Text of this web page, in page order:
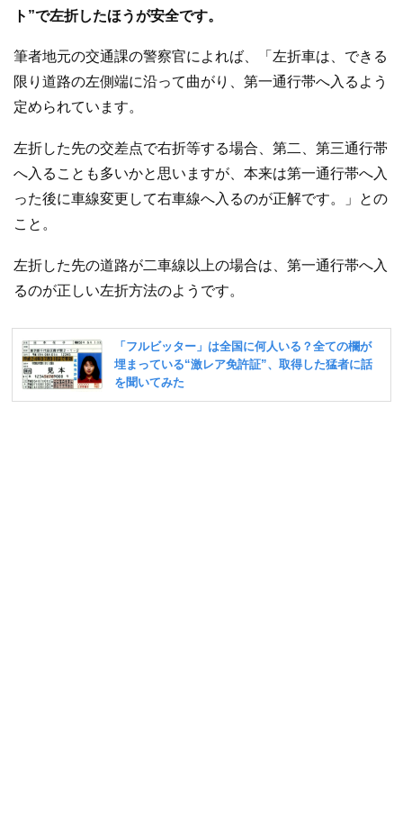
ト”で左折したほうが安全です。
筆者地元の交通課の警察官によれば、「左折車は、できる
限り道路の左側端に沿って曲がり、第一通行帯へ入るよう
定められています。
左折した先の交差点で右折等する場合、第二、第三通行帯
へ入ることも多いかと思いますが、本来は第一通行帯へ入
った後に車線変更して右車線へ入るのが正解です。」との
こと。
左折した先の道路が二車線以上の場合は、第一通行帯へ入
るのが正しい左折方法のようです。